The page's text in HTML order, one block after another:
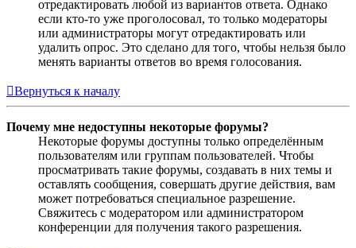
отредактировать любой из вариантов ответа. Однако
если кто-то уже проголосовал, то только модераторы
или администраторы могут отредактировать или
удалить опрос. Это сделано для того, чтобы нельзя было
менять варианты ответов во время голосования.
Вернуться к началу
Почему мне недоступны некоторые форумы?
Некоторые форумы доступны только определённым
пользователям или группам пользователей. Чтобы
просматривать такие форумы, создавать в них темы и
оставлять сообщения, совершать другие действия, вам
может потребоваться специальное разрешение.
Свяжитесь с модератором или администратором
конференции для получения такого разрешения.